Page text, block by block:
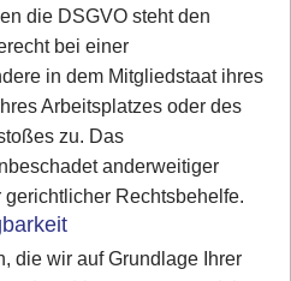
die DSGVO steht den
bei einer
in dem Mitgliedstaat ihres
Arbeitsplatzes oder des
zu. Das
anderweitiger
Rechtsbehelfe.
die wir auf Grundlage Ihrer